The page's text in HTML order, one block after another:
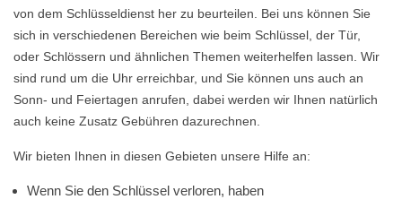
von dem Schlüsseldienst her zu beurteilen. Bei uns können Sie
sich in verschiedenen Bereichen wie beim Schlüssel, der Tür,
oder Schlössern und ähnlichen Themen weiterhelfen lassen. Wir
sind rund um die Uhr erreichbar, und Sie können uns auch an
Sonn- und Feiertagen anrufen, dabei werden wir Ihnen natürlich
auch keine Zusatz Gebühren dazurechnen.
Wir bieten Ihnen in diesen Gebieten unsere Hilfe an:
Wenn Sie den Schlüssel verloren, haben